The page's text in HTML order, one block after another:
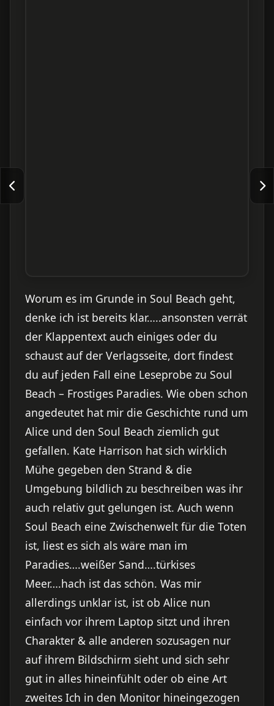
Worum es im Grunde in Soul Beach geht,
denke ich ist bereits klar…..ansonsten verrät
der Klappentext auch einiges oder du
schaust auf der Verlagsseite, dort findest
du auf jeden Fall eine Leseprobe zu Soul
Beach – Frostiges Paradies. Wie oben schon
angedeutet hat mir die Geschichte rund um
Alice und den Soul Beach ziemlich gut
gefallen. Kate Harrison hat sich wirklich
Mühe gegeben den Strand & die
Umgebung bildlich zu beschreiben was ihr
auch relativ gut gelungen ist. Auch wenn
Soul Beach eine Zwischenwelt für die Toten
ist, liest es sich als wäre man im
Paradies….weißer Sand….türkises
Meer….hach ist das schön. Was mir
allerdings unklar ist, ist ob Alice nun
einfach vor ihrem Laptop sitzt und ihren
Charakter & alle anderen sozusagen nur
auf ihrem Bildschirm sieht und sich sehr
gut in alles hineinfühlt oder ob eine Art
zweites Ich in den Monitor hineingezogen